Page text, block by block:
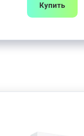
Купить